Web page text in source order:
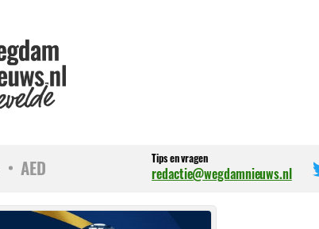
AED Tips en vragen
redactie@wegdamnieuws.nl